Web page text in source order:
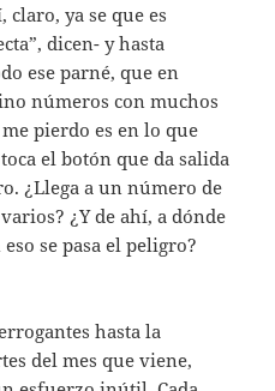
claro, ya se que es
dicen- y hasta
ese parné, que en
números con muchos
pierdo es en lo que
el botón que da salida
¿Llega a un número de
¿Y de ahí, a dónde
se pasa el peligro?
hasta la
del mes que viene,